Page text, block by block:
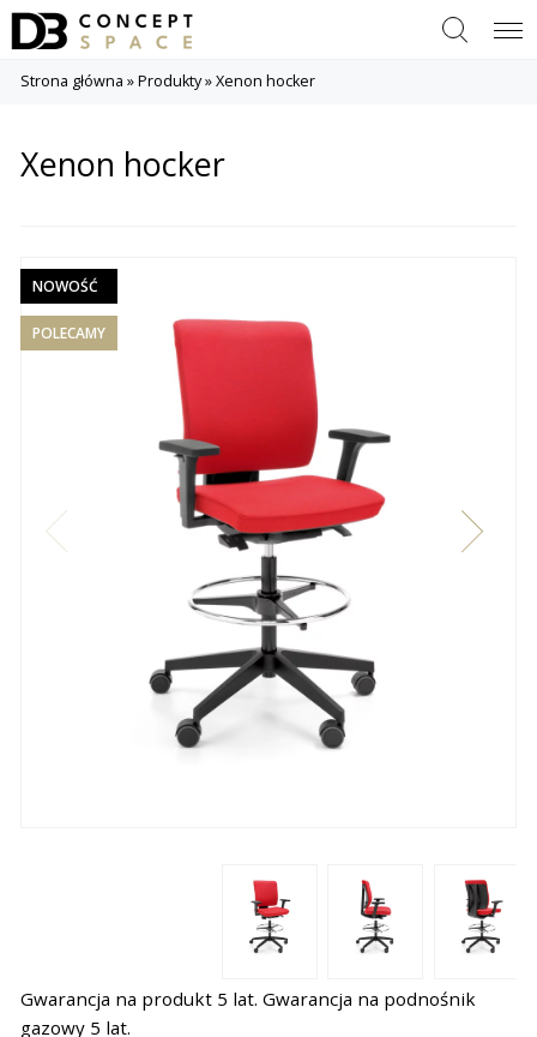
Szukaj Menu
Strona główna »Produkty»Xenon hocker
Xenon hocker
NOWOŚĆ
POLECAMY
Gwarancja na produkt 5 lat. Gwarancja na podnośnik
gazowy 5 lat.